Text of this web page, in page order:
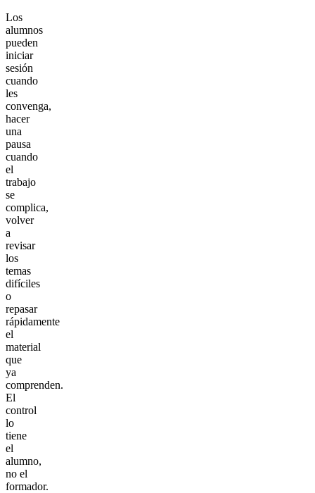
Los
alumnos
pueden
iniciar
sesión
cuando
les
convenga,
hacer
una
pausa
cuando
el
trabajo
se
complica,
volver
a
revisar
los
temas
difíciles
o
repasar
rápidamente
el
material
que
ya
comprenden.
El
control
lo
tiene
el
alumno,
no el
formador.